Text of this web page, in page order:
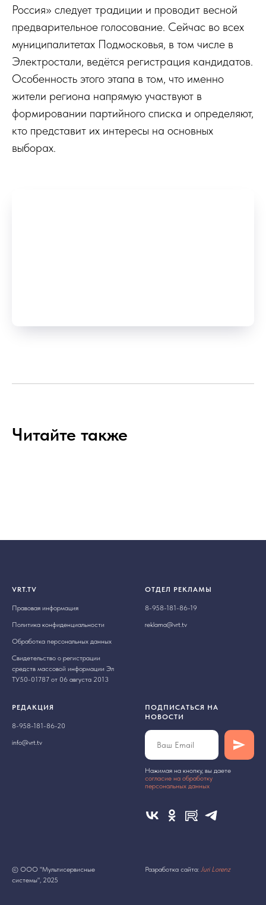
Россия» следует традиции и проводит весной
предварительное голосование. Сейчас во всех
муниципалитетах Подмосковья, в том числе в
Электростали, ведётся регистрация кандидатов.
Особенность этого этапа в том, что именно
жители региона напрямую участвуют в
формировании партийного списка и определяют,
кто представит их интересы на основных
выборах.
Читайте также
VRT.TV
Правовая информация
Политика конфиденциальности
Обработка персональных данных
Свидетельство о регистрации
средств массовой информации Эл
ТУ50-01787 от 06 августа 2013
ОТДЕЛ РЕКЛАМЫ
8-958-181-86-19
reklama@vrt.tv
РЕДАКЦИЯ
8-958-181-86-20
info@vrt.tv
ПОДПИСАТЬСЯ НА
НОВОСТИ
Нажимая на кнопку, вы даете
cогласие на обработку
персональных данных
© ООО "Мультисервисные
системы", 2025
Разработка сайта: Juri Lorenz